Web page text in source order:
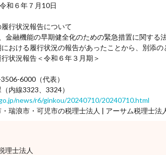
和６年７月10日
行状況報告について
金融機能の早期健全化のための緊急措置に関する
おける履行状況の報告があったことから、別添の
状況報告＜令和６年３月期＞
6000（代表）
内線3323、3324）
news/r6/ginkou/20240710/20240710.html
瑞浪市・可児市の税理士法人 | アーサム税理士法
理士法人